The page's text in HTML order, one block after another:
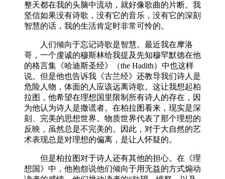
整天都在我的头脑中流动，就好像歌曲的片断。我
坚信如果没有诗歌，没有它的音乐，没有它的深刻
智慧的话，我的生活肯定时非常可怜的。
人们倾向于忘记诗歌是智慧。最近我在摩洛
哥，一个虔诚的穆斯林给我提及先知穆罕默德在他
的格言集《哈迪斯圣经》（the Hadith）中也这样
说。但是他也告诉我《古兰经》还教导我们诗人是
危险人物，体面的人应该远离诗歌。这让我想起柏
拉图，他希望在理想国里限制所有诗人的存在，因
为他认为诗人是撒谎者。在柏拉图看来，现实是深
刻、完美的思想世界。物质世界代表了那个理想的
反映，虽然总是不完美的。因此，对于大自然的艺
术表现总是对理想的偏离，是让人怀疑的。
但是柏拉图对于诗人还有其他的担心。在《理
想国》中，他抱怨说他们倾向于用无益的方式煽动